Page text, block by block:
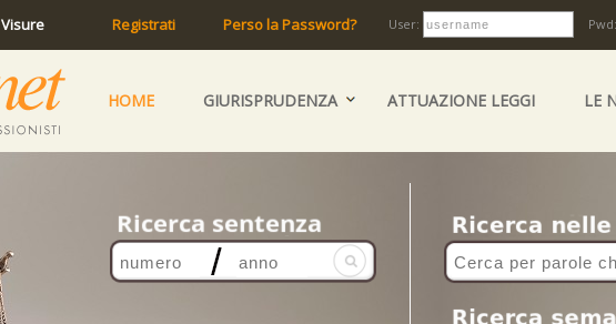
Visure Registrati Perso la Password? User:
HOME GIURISPRUDENZA ATTUAZIONE LEGGI LE